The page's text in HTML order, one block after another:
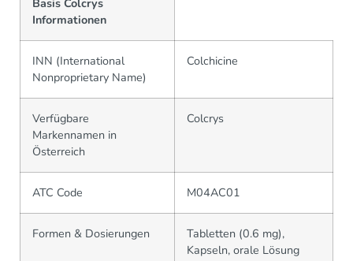
Basis Colcrys
Informationen
INN (International
Nonproprietary Name)
Colchicine
Verfügbare
Markennamen in
Österreich
Colcrys
ATC Code M04AC01
Formen & Dosierungen
Tabletten (0.6 mg),
Kapseln, orale Lösung